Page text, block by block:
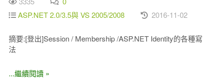
ASP.NET 2.0/3.5與 VS 2005/2008
2016-11-02
摘要:[登出]Session / Membership /ASP.NET Identity的各種寫
法
...繼續閱讀 »